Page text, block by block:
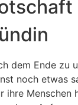
dem Ende zu
noch etwas
ihre Menschen